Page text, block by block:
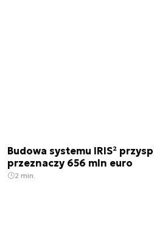
Budowa systemu IRIS²
przeznaczy 656 mln euro
2 min.